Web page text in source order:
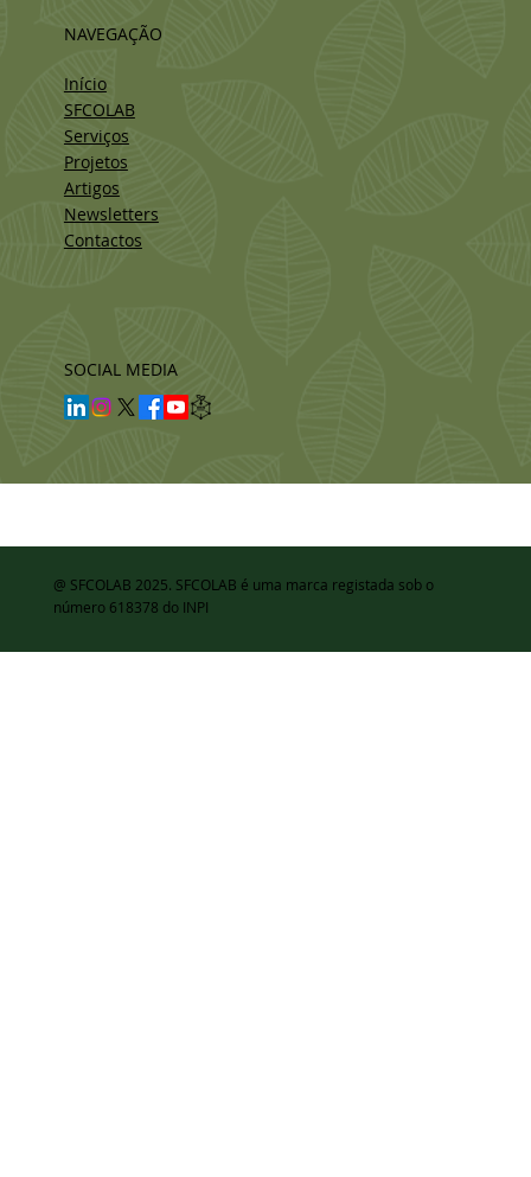
SOCIAL MEDIA
NAVEGAÇÃO
Início
SFCOLAB
Serviços
Projetos
Artigos
Newsletters
Contactos
@ SFCOLAB 2025. SFCOLAB é uma marca registada sob o
número 618378 do INPI